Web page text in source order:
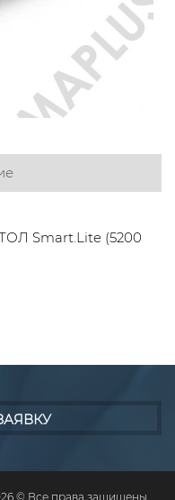
Smart.Lite (5200
© Все права защищены.